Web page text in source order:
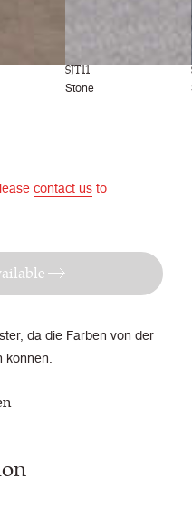
SJT11
Stone
contact us to
da die Farben von der
können.